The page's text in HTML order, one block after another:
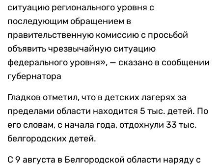
ситуацию регионального уровня с
последующим обращением в
правительственную комиссию с просьбой
объявить чрезвычайную ситуацию
федерального уровня», — сказано в сообщении
губернатора
Гладков отметил, что в детских лагерях за
пределами области находится 5 тыс. детей. По
его словам, с начала года, отдохнули 33 тыс.
белгородских детей.
С 9 августа в Белгородской области наряду с